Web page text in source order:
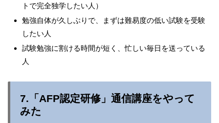
トで完全独学したい人）
勉強自体が久しぶりで、まずは難易度の低い試験を受験
したい人
試験勉強に割ける時間が短く、忙しい毎日を送っている
人
7.「AFP認定研修」通信講座をやって
みた